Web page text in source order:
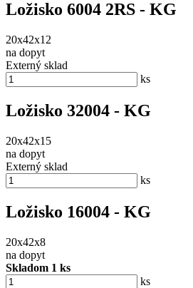
Ložisko 6004 2RS - KG
20x42x12
na dopyt
Externý sklad
ks
Ložisko 32004 - KG
20x42x15
na dopyt
Externý sklad
ks
Ložisko 16004 - KG
20x42x8
na dopyt
Skladom 1 ks
ks